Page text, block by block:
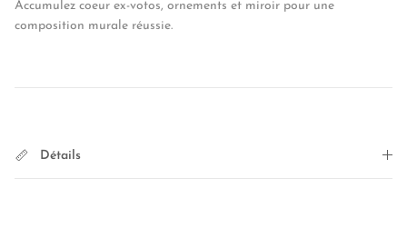
Accumulez coeur ex-votos, ornements et miroir pour une
composition murale réussie.
Détails